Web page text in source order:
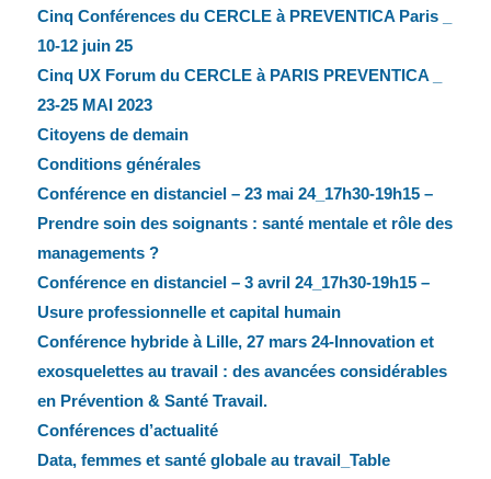
Cinq Conférences du CERCLE à PREVENTICA Paris _
10-12 juin 25
Cinq UX Forum du CERCLE à PARIS PREVENTICA _
23-25 MAI 2023
Citoyens de demain
Conditions générales
Conférence en distanciel – 23 mai 24_17h30-19h15 –
Prendre soin des soignants : santé mentale et rôle des
managements ?
Conférence en distanciel – 3 avril 24_17h30-19h15 –
Usure professionnelle et capital humain
Conférence hybride à Lille, 27 mars 24-Innovation et
exosquelettes au travail : des avancées considérables
en Prévention & Santé Travail.
Conférences d’actualité
Data, femmes et santé globale au travail_Table